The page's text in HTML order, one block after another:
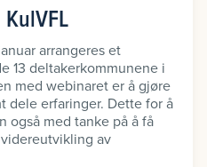
arrangeres et
13 deltakerkommunene i
med webinaret er å gjøre
dele erfaringer. Dette for å
også med tanke på å få
av